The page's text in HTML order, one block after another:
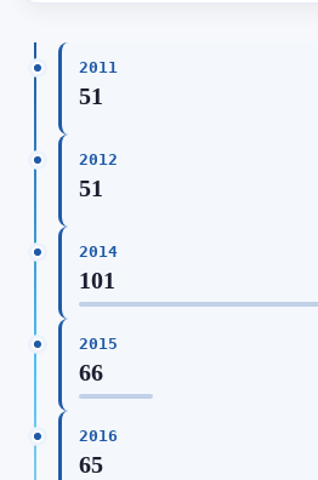
2011
51
2012
51
2014
101
2015
66
2016
65